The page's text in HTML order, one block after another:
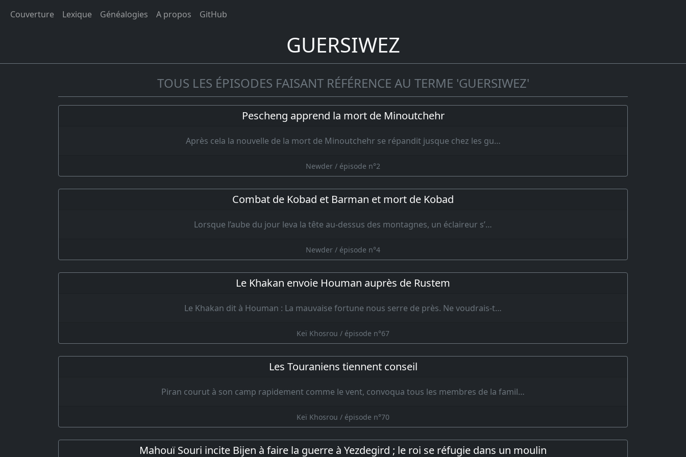
Couverture Lexique Généalogies A propos GitHub
GUERSIWEZ
TOUS LES ÉPISODES FAISANT RÉFÉRENCE AU TERME 'GUERSIWEZ'
Pescheng apprend la mort de Minoutchehr
Après cela la nouvelle de la mort de Minoutchehr se répandit jusque chez les gu…
Newder / épisode n°2
Combat de Kobad et Barman et mort de Kobad
Lorsque l’aube du jour leva la tête au-dessus des montagnes, un éclaireur s’…
Newder / épisode n°4
Le Khakan envoie Houman auprès de Rustem
Le Khakan dit à Houman : La mauvaise fortune nous serre de près. Ne voudrais-t…
Keï Khosrou / épisode n°67
Les Touraniens tiennent conseil
Piran courut à son camp rapidement comme le vent, convoqua tous les membres de la famil…
Keï Khosrou / épisode n°70
Mahouï Souri incite Bijen à faire la guerre à Yezdegird ; le roi se réfugie dans un moulin